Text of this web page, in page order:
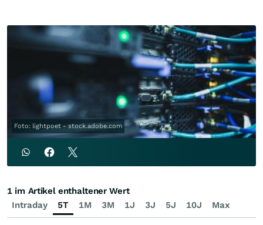
Foto: lightpoet - stock.adobe.com
Intraday 5T 1M 3M 1J 3J 5J 10J Max
1 im Artikel enthaltener Wert